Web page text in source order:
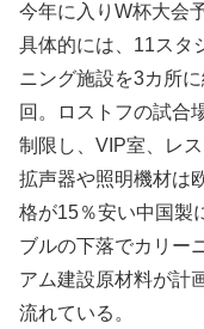
今年に入りW杯大会
具体的には、11スタ
ニング施設を3カ所
回。ロストフの試合
制限し、VIP室、レ
拡声器や照明機材は
格が15％安い中国製
ブルの下落でカリー
アム建設原材料が計
流れている。